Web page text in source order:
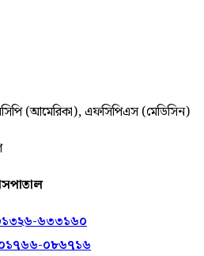
(আমেরিকা), এফসিপিএস (মেডিসিন)
৬৩৩১৬০
০৮৬৭১৬